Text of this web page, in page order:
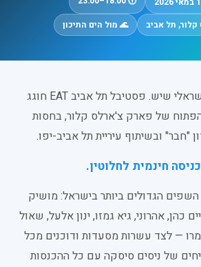
קלור, תל אביב
🌊 מול הים התיכון
אירוע האוכל הכי ישראלי שיש. פסטיבל תל אביב EAT חוגג
של פארק צ'ארלס קלור, בחסות
"חבר" ובשיתוף עיריית תל אביב-יפו.
חינמית לחלוטין.
הגדולים ביותר בישראל: מושיק
כהן, אהרוני, גיא גמזו, ינון אלעל, שאול
— לצד עשרות מסעדות ודוכנים מכל
של ניסים סיסקה עם כל ההכנסות